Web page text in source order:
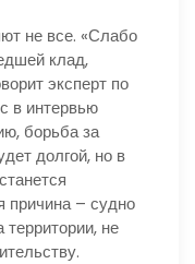
не все. «Слабо
клад,
эксперт по
в интервью
борьба за
долгой, но в
причина – судно
территории, не